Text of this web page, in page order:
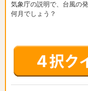
気象庁の説明で、台風の
何月でしょう？